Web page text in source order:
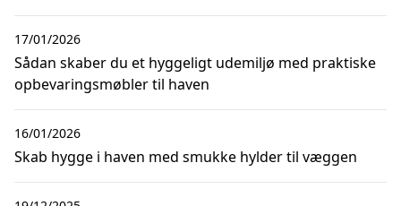
Sådan skaber du et hyggeligt udemiljø med praktiske
opbevaringsmøbler til haven
17/01/2026
Skab hygge i haven med smukke hylder til væggen
16/01/2026